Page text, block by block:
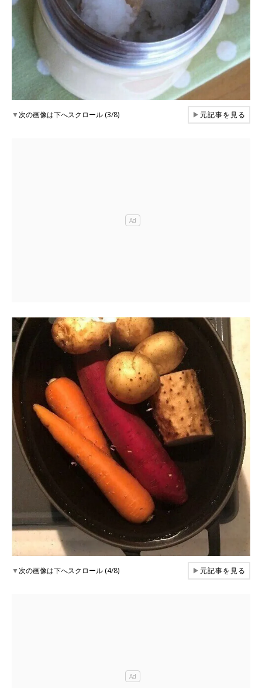
▼次の画像は下へスクロール (3/8) ▶元記事を見る
▼次の画像は下へスクロール (4/8) ▶元記事を見る